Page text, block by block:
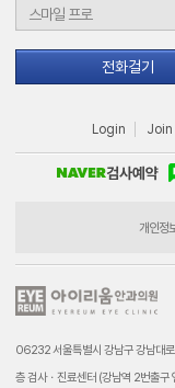
전화걸기
Login Join
개인정
06232 서울특별시 강남구 강남대
층 검사ㆍ진료센터 (강남역 2번출구